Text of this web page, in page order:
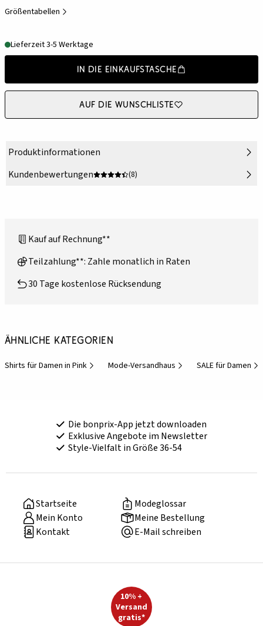
Größentabellen
Lieferzeit 3-5 Werktage
In die Einkaufstasche
Auf die Wunschliste
Produktinformationen
Kundenbewertungen
(8)
Kauf auf Rechnung**
Teilzahlung**: Zahle monatlich in Raten
30 Tage kostenlose Rücksendung
Ähnliche Kategorien
Shirts für Damen in Pink Mode-Versandhaus SALE für Damen
Die bonprix-App jetzt downloaden
Exklusive Angebote im Newsletter
Style-Vielfalt in Größe 36-54
Startseite
Modeglossar
Mein Konto
Meine Bestellung
Kontakt
E-Mail schreiben
10% +
Versand
gratis*